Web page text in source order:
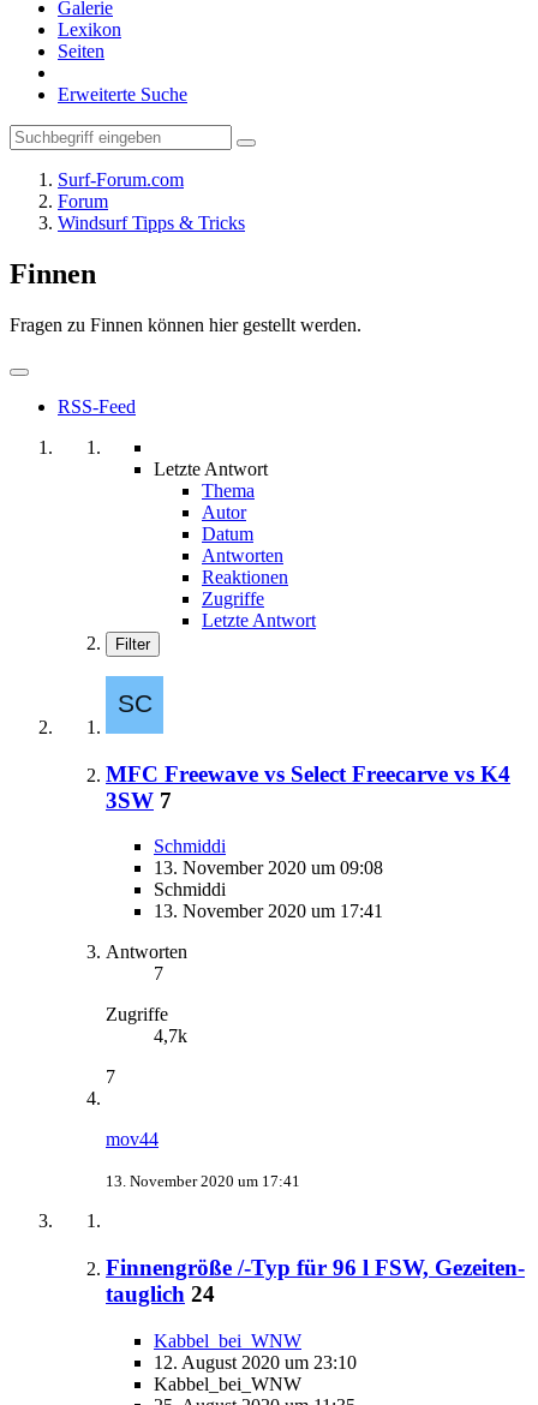
Galerie
Lexikon
Seiten
Erweiterte Suche
Surf-Forum.com
Forum
Windsurf Tipps & Tricks
Finnen
Fragen zu Finnen können hier gestellt werden.
RSS-Feed
Letzte Antwort
Thema
Autor
Datum
Antworten
Reaktionen
Zugriffe
Letzte Antwort
Filter
MFC Freewave vs Select Freecarve vs K4
3SW 7
Schmiddi
13. November 2020 um 09:08
Schmiddi
13. November 2020 um 17:41
Antworten
7
Zugriffe
4,7k
7
mov44
13. November 2020 um 17:41
Finnengröße /-Typ für 96 l FSW, Gezeiten-
tauglich 24
Kabbel_bei_WNW
12. August 2020 um 23:10
Kabbel_bei_WNW